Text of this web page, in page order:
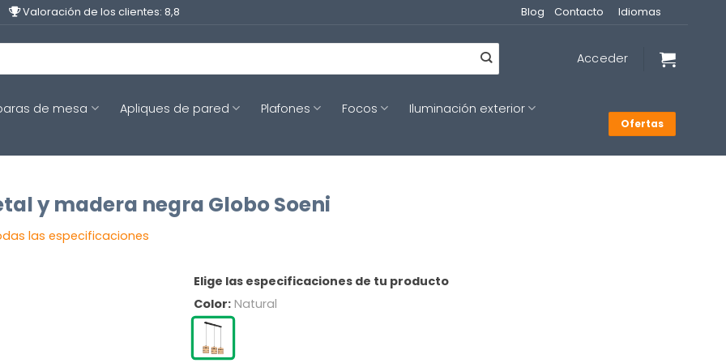
Valoración de los clientes: 8,8 Blog Contacto Idiomas
Acceder
de mesa Apliques de pared Plafones Focos
Iluminación exterior
Ofertas
y madera negra Globo Soeni
las especificaciones
Elige las especificaciones de tu producto
Color: Natural